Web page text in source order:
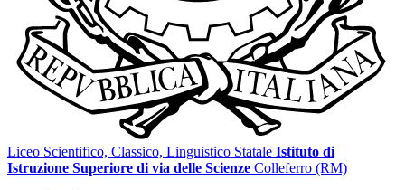
Liceo Scientifico, Classico, Linguistico Statale Istituto di
Istruzione Superiore di via delle Scienze Colleferro (RM)